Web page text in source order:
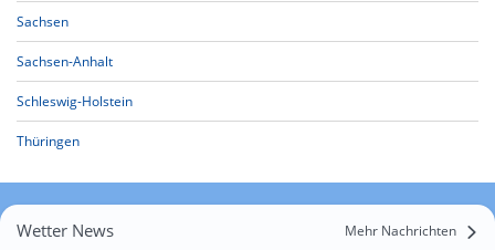
Sachsen
Sachsen-Anhalt
Schleswig-Holstein
Thüringen
Wetter News Mehr Nachrichten